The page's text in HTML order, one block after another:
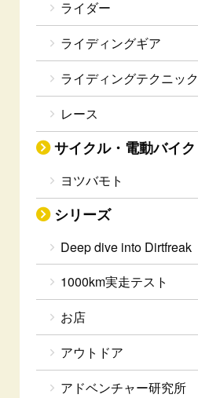
ライダー
ライディングギア
ライディングテクニック
レース
サイクル・電動バイク
ヨツバモト
シリーズ
Deep dive into Dirtfreak
1000km実走テスト
お店
アウトドア
アドベンチャー研究所